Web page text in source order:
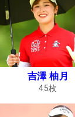
吉澤 柚月
45枚